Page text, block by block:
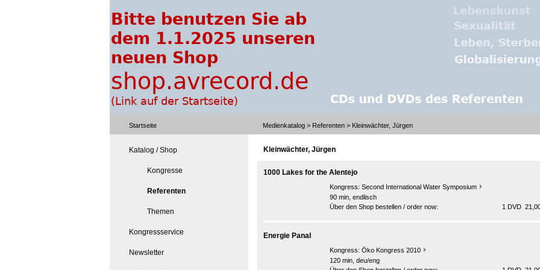
Startseite Medienkatalog > Referenten > Kleinwächter, Jürgen
Katalog / Shop
Kongresse
Referenten
Themen
Kongressservice
Newsletter
Kleinwächter, Jürgen
1000 Lakes for the Alentejo
Kongress: Second International Water Symposium
90 min, endlisch
Über den Shop bestellen / order now:
1 DVD
Energie Panal
Kongress: Öko Kongress 2010
120 min, deu/eng